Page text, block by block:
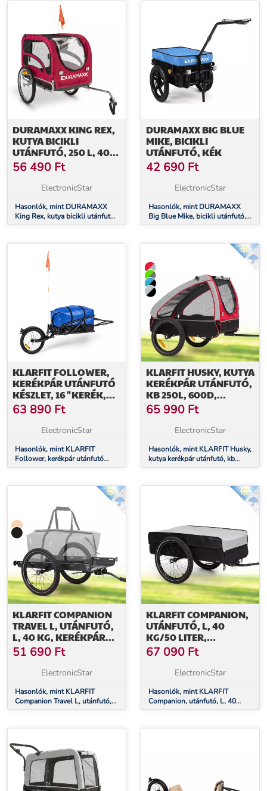
DURAMAXX KING REX,
KUTYA BICIKLI
UTÁNFUTÓ, 250 L, 40
KG, ACÉLCSÖVEK,
PIROS
56 490 Ft
ElectronicStar
Hasonlók, mint DURAMAXX
King Rex, kutya bicikli utánfutó,
250 l, 40 kg, acélcsövek, piros
DURAMAXX BIG BLUE
MIKE, BICIKLI
UTÁNFUTÓ, KÉK
42 690 Ft
ElectronicStar
Hasonlók, mint DURAMAXX
Big Blue Mike, bicikli utánfutó,
kék
KLARFIT FOLLOWER,
KERÉKPÁR UTÁNFUTÓ
KÉSZLET, 16 "KERÉK,
TEHERBÍRÁS 35 KG, 120
L SZÁLLÍTÓZSÁK
63 890 Ft
ElectronicStar
Hasonlók, mint KLARFIT
Follower, kerékpár utánfutó
készlet, 16 "kerék, teherbírás 35
KLARFIT HUSKY, KUTYA
KERÉKPÁR UTÁNFUTÓ,
KB 250L, 600D,
OXFORD CANVAS
65 990 Ft
ElectronicStar
Hasonlók, mint KLARFIT Husky,
kutya kerékpár utánfutó, kb
250L, 600D, Oxford Canvas
KLARFIT COMPANION
TRAVEL L, UTÁNFUTÓ,
L, 40 KG, KERÉKPÁR
UTÁNFUTÓ, KOCSI, 16
51 690 Ft
ElectronicStar
Hasonlók, mint KLARFIT
Companion Travel L, utánfutó,
L, 40 kg, kerékpár utánfutó,
KLARFIT COMPANION,
UTÁNFUTÓ, L, 40
KG/50 LITER,
KERÉKPÁR UTÁNFUTÓ,
KOCSI, 16
67 090 Ft
ElectronicStar
Hasonlók, mint KLARFIT
Companion, utánfutó, L, 40
kg/50 liter, kerékpár utánfutó,